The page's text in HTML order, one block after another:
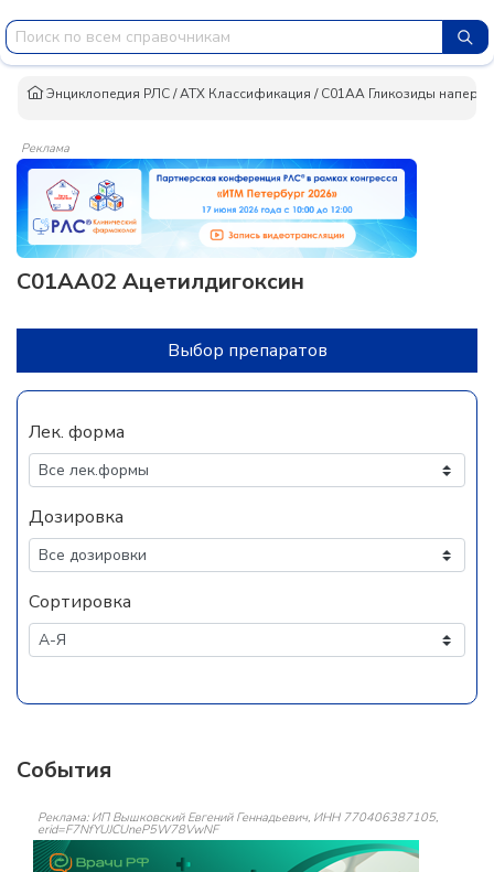
Энциклопедия РЛС/АТХ Классификация /C01AA Гликозиды
Реклама
C01AA02 Ацетилдигоксин
Выбор препаратов
Лек. форма
Дозировка
Сортировка
События
Реклама: ИП Вышковский Евгений Геннадьевич, ИНН 770406387105,
erid=F7NfYUJCUneP5W78VwNF